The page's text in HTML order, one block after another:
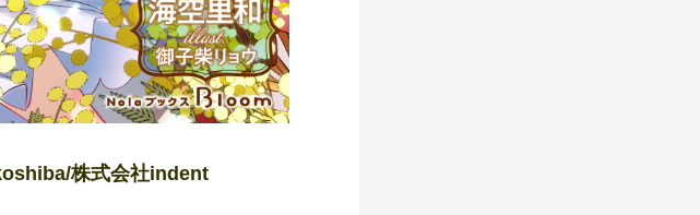
株式会社indent